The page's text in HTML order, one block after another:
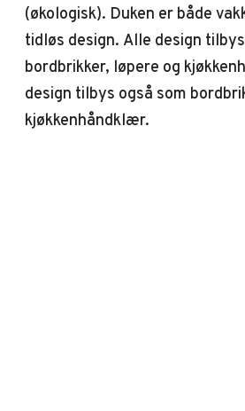
(økologisk). Duken er både
tidløs design. Alle design
bordbrikker, løpere og
design tilbys også som
kjøkkenhåndklær.